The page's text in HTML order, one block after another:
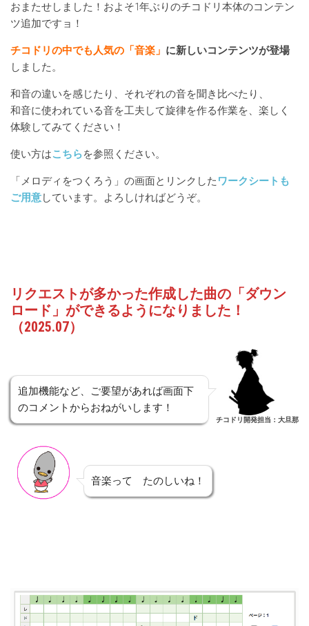
おまたせしました！およそ1年ぶりのチコドリ本体のコンテン
ツ追加ですョ！
チコドリの中でも人気の「音楽」 に新しいコンテンツが登場
しました。
和音の違いを感じたり、それぞれの音を聞き比べたり、
和音に使われている音を工夫して旋律を作る作業を、楽しく
体験してみてください！
使い方はこちらを参照ください。
「メロディをつくろう」の画面とリンクした ワークシートも
ご用意しています。よろしければどうぞ。
リクエストが多かった作成した曲の「ダウン
ロード」ができるようになりました！
（2025.07）
追加機能など、ご要望があれば画面下
のコメントからおねがいします！
チコドリ開発担当：大旦那
音楽って たのしいね！